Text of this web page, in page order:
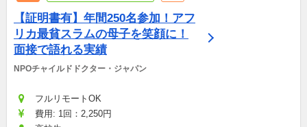
【証明書有】年間250名参加！アフ
リカ最貧スラムの母子を笑顔に！
面接で語れる実績
NPOチャイルドドクター・ジャパン
フルリモートOK
費用: 1回：2,250円